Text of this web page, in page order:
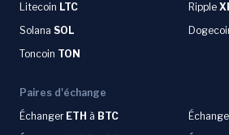
Litecoin LTC Ripple
Solana SOL
Toncoin TON
Paires d'échange
Échanger ETH à BTC